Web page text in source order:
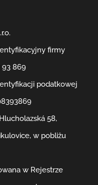
firmy
93 869
podatkowej
58,
w pobliżu
w Rejestrze